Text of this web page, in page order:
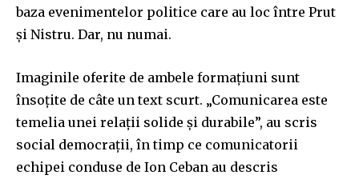
baza evenimentelor politice care au loc între Prut
și Nistru. Dar, nu numai.
Imaginile oferite de ambele formațiuni sunt
însoțite de câte un text scurt. „Comunicarea este
temelia unei relații solide și durabile”, au scris
social democrații, în timp ce comunicatorii
echipei conduse de Ion Ceban au descris